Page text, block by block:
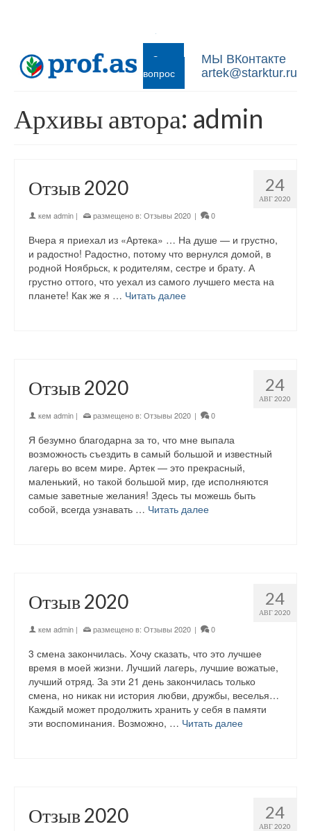
Задать
вопрос
МЫ ВКонтакте
artek@starktur.ru
Архивы автора: admin
24
АВГ 2020
Отзыв 2020
кем admin | размещено в: Отзывы 2020 | 0
Вчера я приехал из «Артека» … На душе — и грустно,
и радостно! Радостно, потому что вернулся домой, в
родной Ноябрьск, к родителям, сестре и брату. А
грустно оттого, что уехал из самого лучшего места на
планете! Как же я … Читать далее
24
АВГ 2020
Отзыв 2020
кем admin | размещено в: Отзывы 2020 | 0
Я безумно благодарна за то, что мне выпала
возможность съездить в самый большой и известный
лагерь во всем мире. Артек — это прекрасный,
маленький, но такой большой мир, где исполняются
самые заветные желания! Здесь ты можешь быть
собой, всегда узнавать … Читать далее
24
АВГ 2020
Отзыв 2020
кем admin | размещено в: Отзывы 2020 | 0
3 смена закончилась. Хочу сказать, что это лучшее
время в моей жизни. Лучший лагерь, лучшие вожатые,
лучший отряд. За эти 21 день закончилась только
смена, но никак ни история любви, дружбы, веселья…
Каждый может продолжить хранить у себя в памяти
эти воспоминания. Возможно, … Читать далее
24
АВГ 2020
Отзыв 2020